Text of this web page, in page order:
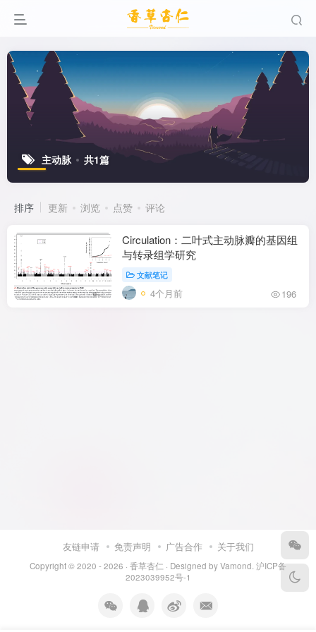
主动脉 共1篇
排序 更新 浏览 点赞 评论
Circulation：二叶式主动脉瓣的基因组
与转录组学研究
文献笔记
4个月前 196
友链申请 免责声明 广告合作 关于我们
Copyright © 2020 - 2026 · 香草杏仁 · Designed byVamond 沪ICP备
2023039952号-1